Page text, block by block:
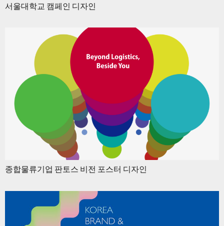
서울대학교 캠페인 디자인
종합물류기업 판토스 비전 포스터 디자인